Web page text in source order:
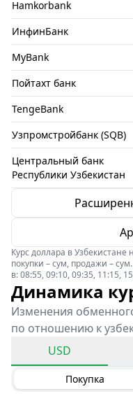
Hamkorbank
ИнфинБанк
MyBank
Пойтахт банк
TengeBank
Узпромстройбанк (SQB)
Центральный банк
Республики Узбекистан
Курс доллара в Узбекистане
покупки – сум, продажи –
в: 08:55, 09:10, 09:35, 11:15,
Динамика
Изменения
по отношению к
USD
Покупка